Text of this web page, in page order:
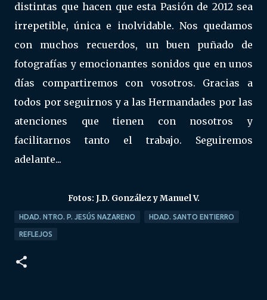
distintas que hacen que esta Pasión de 2012 sea
irrepetible, única e inolvidable. Nos quedamos
con muchos recuerdos, un buen puñado de
fotografías y emocionantes sonidos que en unos
días compartiremos con vosotros. Gracias a
todos por seguirnos y a las Hermandades por las
atenciones que tienen con nosotros y
facilitarnos tanto el trabajo. Seguiremos
adelante...
Fotos: J.D. González y Manuel V.
HDAD. NTRO. P. JESÚS NAZARENO HDAD. SANTO ENTIERRO
REFLEJOS